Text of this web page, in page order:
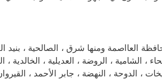
ومنها شرق ، الصالحية ، بنيد
، الشامية ، الروضة ، العديلية ، الخالدية ،
، الدوحة ، النهضة ، جابر الأحمد ،